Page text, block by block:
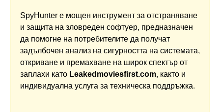
SpyHunter е мощен инструмент за отстраняване
и защита на зловреден софтуер, предназначен
да помогне на потребителите да получат
задълбочен анализ на сигурността на системата,
откриване и премахване на широк спектър от
заплахи като Leakedmoviesfirst.com, както и
индивидуална услуга за техническа поддръжка.